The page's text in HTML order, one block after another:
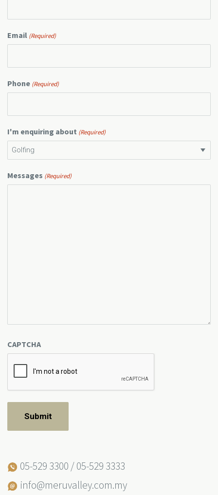
Email (Required)
Phone (Required)
I'm enquiring about (Required)
Messages (Required)
CAPTCHA
05-529 3300 / 05-529 3333
info@meruvalley.com.my